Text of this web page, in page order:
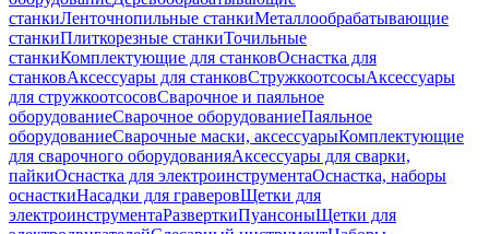
станкиЛенточнопильные станкиМеталлообрабатывающие
станкиПлиткорезные станкиТочильные
станкиКомплектующие для станковОснастка для
станковАксессуары для станковСтружкоотсосыАксессуары
для стружкоотсосовСварочное и паяльное
оборудованиеСварочное оборудованиеПаяльное
оборудованиеСварочные маски, аксессуарыКомплектующие
для сварочного оборудованияАксессуары для сварки,
пайкиОснастка для электроинструментаОснастка, наборы
оснасткиНасадки для граверовЩетки для
электроинструментаРазверткиПуансоныЩетки для